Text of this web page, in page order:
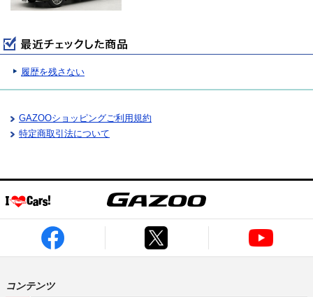
履歴を残さない
GAZOOショッピングご利用規約
特定商取引法について
コンテンツ